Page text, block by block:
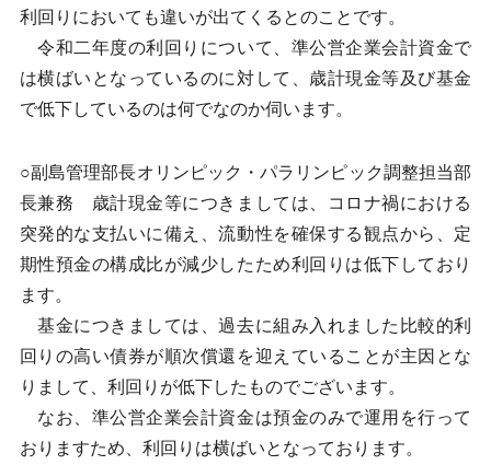
利回りにおいても違いが出てくるとのことです。
令和二年度の利回りについて、準公営企業会計資金で
は横ばいとなっているのに対して、歳計現金等及び基金
で低下しているのは何でなのか伺います。
○副島管理部長オリンピック・パラリンピック調整担当部
長兼務 歳計現金等につきましては、コロナ禍における
突発的な支払いに備え、流動性を確保する観点から、定
期性預金の構成比が減少したため利回りは低下しており
ます。
基金につきましては、過去に組み入れました比較的利
回りの高い債券が順次償還を迎えていることが主因とな
りまして、利回りが低下したものでございます。
なお、準公営企業会計資金は預金のみで運用を行って
おりますため、利回りは横ばいとなっております。